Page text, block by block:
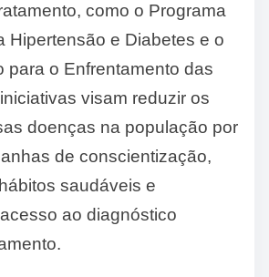
como o Programa
Hipertensão e Diabetes e o
para o Enfrentamento das
visam reduzir os
doenças na população por
de conscientização,
saudáveis e
ao diagnóstico